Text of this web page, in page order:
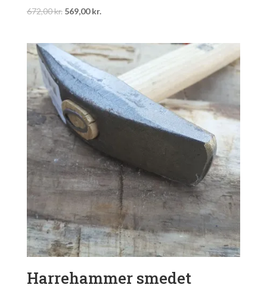
672,00kr. Original
672,00 kr..
569,00kr.
569,00 kr..
Harrehammer smedet